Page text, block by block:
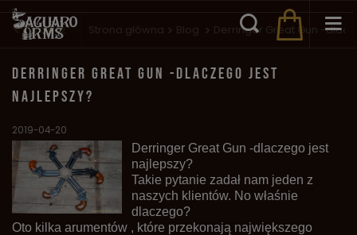
Wstecz Strona główna Blog Derringer Great Gun -
DERRINGER GREAT GUN -DLACZEGO JEST
NAJLEPSZY?
2019-04-20
Derringer Great Gun -dlaczego jest
najlepszy?
Takie pytanie zadał nam jeden z
naszych klientów. No właśnie
dlaczego?
Oto kilka arumentów , które przekonają największego